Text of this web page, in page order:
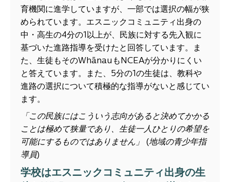
育機関に進学していますが、一部では選択の幅が狭
められています。エスニックコミュニティ出身の
中・高生の4分の1以上が、民族に対する先入観に
基づいた進路指導を受けたと回答しています。ま
た、生徒もそのWhānauもNCEAが分かりにくい
と答えています。また、5分の1の生徒は、教科や
進路の選択について積極的な指導がないと感じてい
ます。
「この民族にはこういう志向があると決めてかかる
ことは極めて狭量であり、生徒一人ひとりの希望を
可能にするものではありません」 (地域の青少年指
導員)
学校はエスニックコミュニティ出身の生